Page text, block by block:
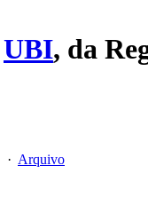
UBI, da
· Arquivo